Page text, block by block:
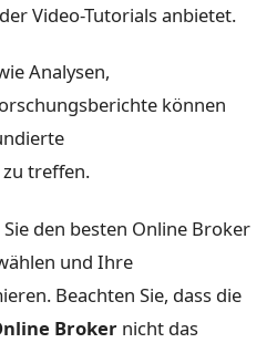
Video-Tutorials anbietet.
Analysen,
können
treffen.
den besten Online Broker
und Ihre
Beachten Sie, dass die
Broker nicht das